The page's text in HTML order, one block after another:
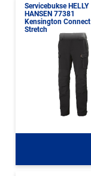
Servicebukse HELLY
HANSEN 77381
Kensington Connect
Stretch